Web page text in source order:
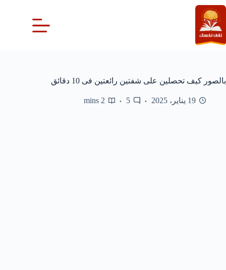
التجاوز
إلى
المحتوى
بالصور كيف تحصلين على شفتين رائعتين فى 10 دقائق
19 يناير، 2025 5
2 mins